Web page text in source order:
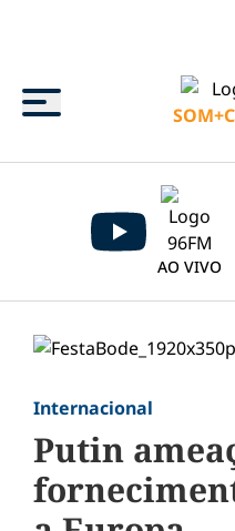
Menu
AO VIVO
Internacional
Putin